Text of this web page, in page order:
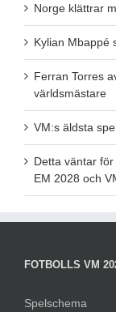
Norge klättrar
Kylian Mbappé
Ferran Torres
världsmästare
VM:s äldsta
Detta väntar
EM 2028 och
FOTBOLLS VM
Spelschema